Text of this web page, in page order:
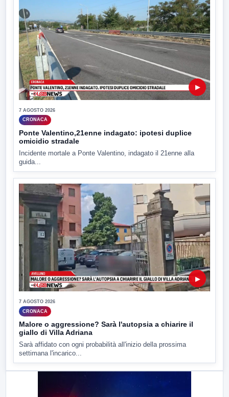
▶
7 AGOSTO 2026
CRONACA
Ponte Valentino,21enne indagato: ipotesi duplice
omicidio stradale
Incidente mortale a Ponte Valentino, indagato il 21enne alla
guida...
▶
7 AGOSTO 2026
CRONACA
Malore o aggressione? Sarà l'autopsia a chiarire il
giallo di Villa Adriana
Sarà affidato con ogni probabilità all'inizio della prossima
settimana l'incarico...